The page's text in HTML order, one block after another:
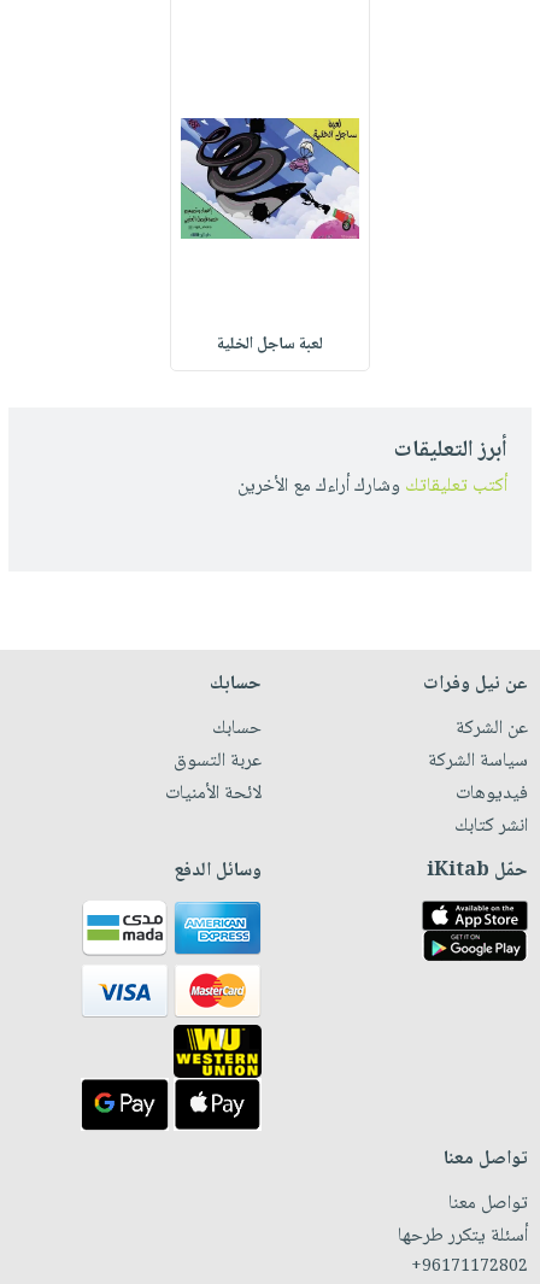
لعبة ساجل الخلية
أبرز التعليقات
أكتب تعليقاتك وشارك أراءك مع الأخرين
عن نيل وفرات
عن الشركة
سياسة الشركة
فيديوهات
انشر كتابك
حسابك
حسابك
عربة التسوق
لائحة الأمنيات
حمّل iKitab وسائل الدفع
تواصل معنا
تواصل معنا
أسئلة يتكرر طرحها
+96171172802